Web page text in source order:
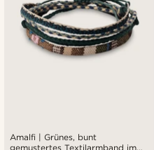
Amalfi | Grünes, bunt
gemustertes Textilarmband im